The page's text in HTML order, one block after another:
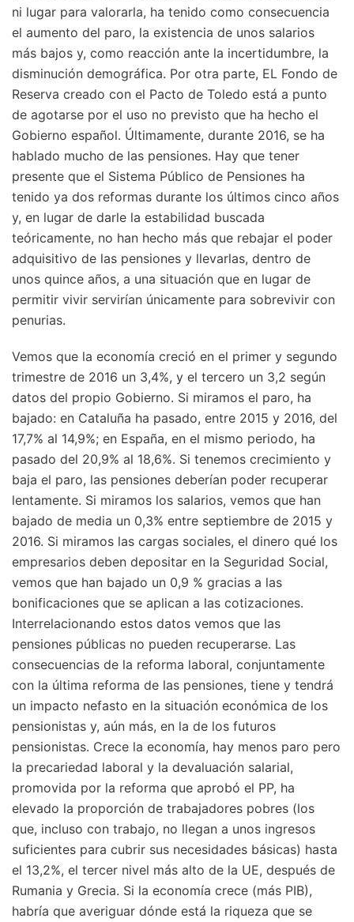
ni lugar para valorarla, ha tenido como consecuencia
el aumento del paro, la existencia de unos salarios
más bajos y, como reacción ante la incertidumbre, la
disminución demográfica. Por otra parte, EL Fondo de
Reserva creado con el Pacto de Toledo está a punto
de agotarse por el uso no previsto que ha hecho el
Gobierno español. Últimamente, durante 2016, se ha
hablado mucho de las pensiones. Hay que tener
presente que el Sistema Público de Pensiones ha
tenido ya dos reformas durante los últimos cinco años
y, en lugar de darle la estabilidad buscada
teóricamente, no han hecho más que rebajar el poder
adquisitivo de las pensiones y llevarlas, dentro de
unos quince años, a una situación que en lugar de
permitir vivir servirían únicamente para sobrevivir con
penurias.
Vemos que la economía creció en el primer y segundo
trimestre de 2016 un 3,4%, y el tercero un 3,2 según
datos del propio Gobierno. Si miramos el paro, ha
bajado: en Cataluña ha pasado, entre 2015 y 2016, del
17,7% al 14,9%; en España, en el mismo periodo, ha
pasado del 20,9% al 18,6%. Si tenemos crecimiento y
baja el paro, las pensiones deberían poder recuperar
lentamente. Si miramos los salarios, vemos que han
bajado de media un 0,3% entre septiembre de 2015 y
2016. Si miramos las cargas sociales, el dinero qué los
empresarios deben depositar en la Seguridad Social,
vemos que han bajado un 0,9 % gracias a las
bonificaciones que se aplican a las cotizaciones.
Interrelacionando estos datos vemos que las
pensiones públicas no pueden recuperarse. Las
consecuencias de la reforma laboral, conjuntamente
con la última reforma de las pensiones, tiene y tendrá
un impacto nefasto en la situación económica de los
pensionistas y, aún más, en la de los futuros
pensionistas. Crece la economía, hay menos paro pero
la precariedad laboral y la devaluación salarial,
promovida por la reforma que aprobó el PP, ha
elevado la proporción de trabajadores pobres (los
que, incluso con trabajo, no llegan a unos ingresos
suficientes para cubrir sus necesidades básicas) hasta
el 13,2%, el tercer nivel más alto de la UE, después de
Rumania y Grecia. Si la economía crece (más PIB),
habría que averiguar dónde está la riqueza que se